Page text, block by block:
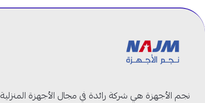
نجم الأجهزة هي شركة رائدة في مجال الأجهزة المنزلية